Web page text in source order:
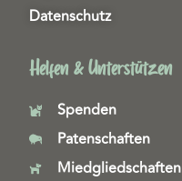
Datenschutz
Helfen & Unterstützen
Spenden
Patenschaften
Miedgliedschaften